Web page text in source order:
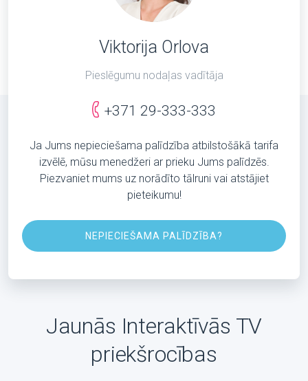
Viktorija Orlova
Pieslēgumu nodaļas vadītāja
+371 29-333-333
Ja Jums nepieciešama palīdzība atbilstošākā tarifa
izvēlē, mūsu menedžeri ar prieku Jums palīdzēs.
Piezvaniet mums uz norādīto tālruni vai atstājiet
pieteikumu!
NEPIECIEŠAMA PALĪDZĪBA?
Jaunās Interaktīvās TV
priekšrocības